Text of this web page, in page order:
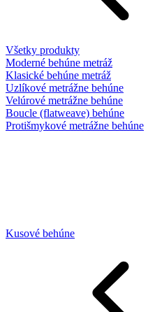
Všetky produkty
Moderné behúne metráž
Klasické behúne metráž
Uzlíkové metrážne behúne
Velúrové metrážne behúne
Boucle (flatweave) behúne
Protišmykové metrážne behúne
Kusové behúne